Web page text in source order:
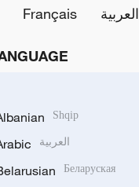
Français العربية
Shqip
العربية
Беларуская